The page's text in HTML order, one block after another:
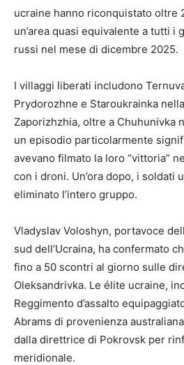
ucraine hanno riconquistato oltre
un’area quasi equivalente a tutti i
russi nel mese di dicembre 2025.
I villaggi liberati includono
Prydorozhne e Staroukrainka
Zaporizhzhia, oltre a Chuhunivka
un episodio particolarmente
avevano filmato la loro “vittoria”
con i droni. Un’ora dopo, i soldati
eliminato l’intero gruppo.
Vladyslav Voloshyn, portavoce
sud dell’Ucraina, ha confermato
fino a 50 scontri al giorno sulle
Oleksandrivka. Le élite ucraine,
Reggimento d’assalto
Abrams di provenienza
dalla direttrice di Pokrovsk per
meridionale.